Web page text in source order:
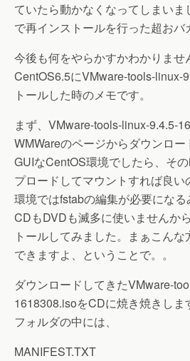
ていたら動かなくなってしまい
で再インストールを行った超おバ
今後も何をやらかすかわかりま
CentOS6.5にVMware-tools-linux-
トールした時のメモです。
まず、VMware-tools-linux-9.4.5-
WMWareのページからダウンロー
GUIなCentOS環境でしたら、そ
プロードしてマウントすれば良
環境ではfstabの編集が必要になる
CDもDVDも滅多に使いませんか
トールしてみました。まぁこん
できますよ、ということで。。
ダウンロードしてきたVMware-
1618308.isoをCDに焼き焼きしま
フォルダの中には、
MANIFEST.TXT